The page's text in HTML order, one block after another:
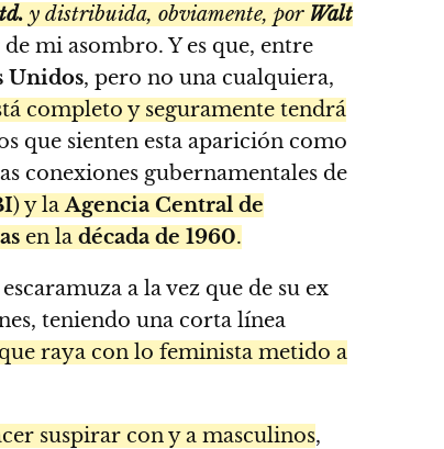
y distribuida, obviamente, por Walt
mi asombro. Y es que, entre
Unidos, pero no una cualquiera,
completo y seguramente tendrá
que sienten esta aparición como
conexiones gubernamentales de
) y laAgencia Central de
en la década de 1960.
a la vez que de su ex
teniendo una corta línea
raya con lo feminista metido a
suspirar con y a masculinos,